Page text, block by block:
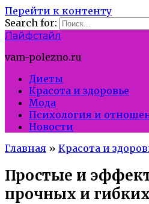
Перейти к контенту
Search for:
Лайфстайл
vam-polezno.ru
Диеты
Красота и здоровье
Мода
Психология и
Новости
Главная » Красота и
Простые и
прочных и гибких